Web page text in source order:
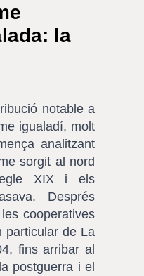
la
notable a
igualadí, molt
analitzant
sorgit al nord
XIX i els
Després
cooperatives
particular de La
fins arribar al
postguerra i el